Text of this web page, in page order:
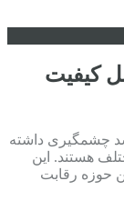
کیفیت
چشمگیری داشته
هستند. این
حوزه رقابت